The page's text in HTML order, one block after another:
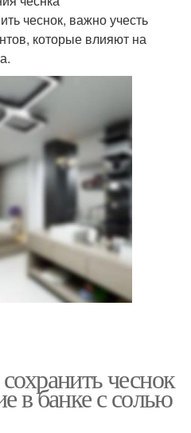
чеснок, важно учесть
которые влияют на
чеснок
в банке с солью